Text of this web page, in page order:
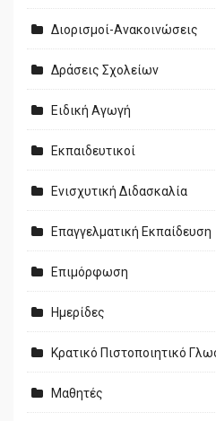
Διορισμοί-Ανακοινώσεις
Δράσεις Σχολείων
Ειδική Αγωγή
Εκπαιδευτικοί
Ενισχυτική Διδασκαλία
Επαγγελματική Εκπαίδευση
Επιμόρφωση
Ημερίδες
Κρατικό Πιστοποιητικό
Μαθητές